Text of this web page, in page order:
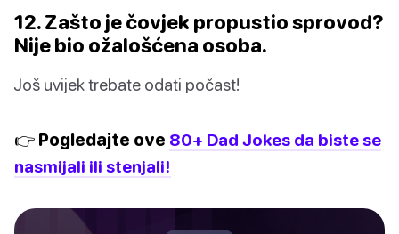
12. Zašto je čovjek propustio sprovod?
Nije bio ožalošćena osoba.
Još uvijek trebate odati počast!
👉 Pogledajte ove 80+ Dad Jokes da biste se
nasmijali ili stenjali!